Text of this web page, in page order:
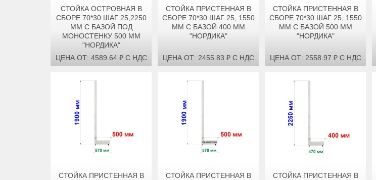
СТОЙКА ОСТРОВНАЯ В
СБОРЕ 70*30 ШАГ 25,2250
ММ С БАЗОЙ ПОД
МОНОСТЕНКУ 500 ММ
"НОРДИКА"
ЦЕНА ОТ: 4589.64 ₽ С НДС
СТОЙКА ПРИСТЕННАЯ В
СБОРЕ 70*30 ШАГ 25, 1550
ММ С БАЗОЙ 400 ММ
"НОРДИКА"
ЦЕНА ОТ: 2455.83 ₽ С НДС
СТОЙКА ПРИСТЕННАЯ В
СБОРЕ 70*30 ШАГ 25, 1550
ММ С БАЗОЙ 500 ММ
"НОРДИКА"
ЦЕНА ОТ: 2558.97 ₽ С НДС
СТОЙКА ПРИСТЕННАЯ В
СТОЙКА ПРИСТЕННАЯ В
СТОЙКА ПРИСТЕННАЯ В